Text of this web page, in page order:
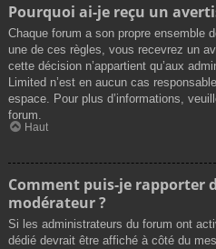
Pourquoi ai-je reçu un
Chaque forum a son propre ensemble
une de ces règles, vous recevrez un
cette décision n’appartient qu’aux
Limited n’est en aucun cas
espace. Pour plus d’informations,
forum.
Haut
Comment puis-je rapporter
modérateur ?
Si les administrateurs du forum ont
dédié devrait être affiché à côté du